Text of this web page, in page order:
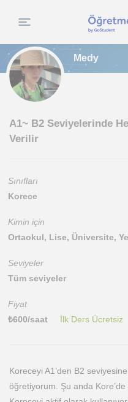
Medy
A1~ B2 Seviyelerinde
Verilir
Sınıfları
Korece
Kimin için
Ortaokul, Lise, Üniversite,
Seviyeler
Tüm seviyeler
Fiyat
₺600/saat İlk Ders Ücretsiz
Koreceyi A1’den B2
öğretiyorum. Şu anda